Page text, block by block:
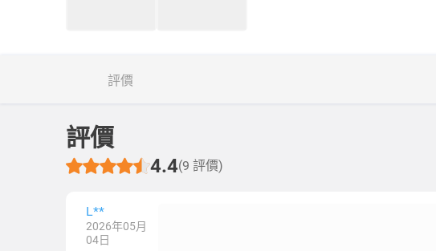
評價
評價
4.4(9 評價)
L**
2026年05月
04日